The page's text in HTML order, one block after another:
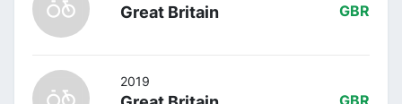
Great Britain GBR
2019
GBR